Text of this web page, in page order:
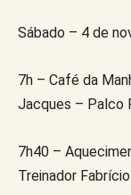
Sábado – 4 de
7h – Café da
Jacques – Palco
7h40 –
Treinador